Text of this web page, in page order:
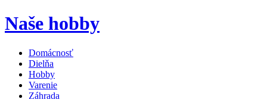
Naše hobby
Domácnosť
Dielňa
Hobby
Varenie
Záhrada